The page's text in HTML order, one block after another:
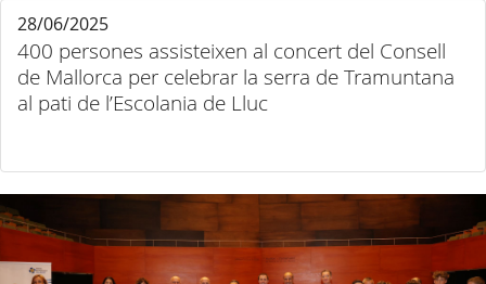
400 persones assisteixen al concert del Consell
de Mallorca per celebrar la serra de Tramuntana
al pati de l’Escolania de Lluc
28/06/2025